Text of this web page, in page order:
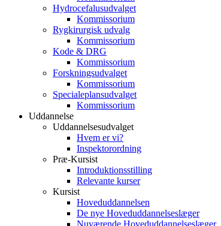
Hydrocefalusudvalget
Kommissorium
Rygkirurgisk udvalg
Kommissorium
Kode & DRG
Kommissorium
Forskningsudvalget
Kommissorium
Specialeplansudvalget
Kommissorium
Uddannelse
Uddannelsesudvalget
Hvem er vi?
Inspektorordning
Præ-Kursist
Introduktionsstilling
Relevante kurser
Kursist
Hoveduddannelsen
De nye Hoveduddannelseslæger
Nuværende Hoveduddannelseslæger